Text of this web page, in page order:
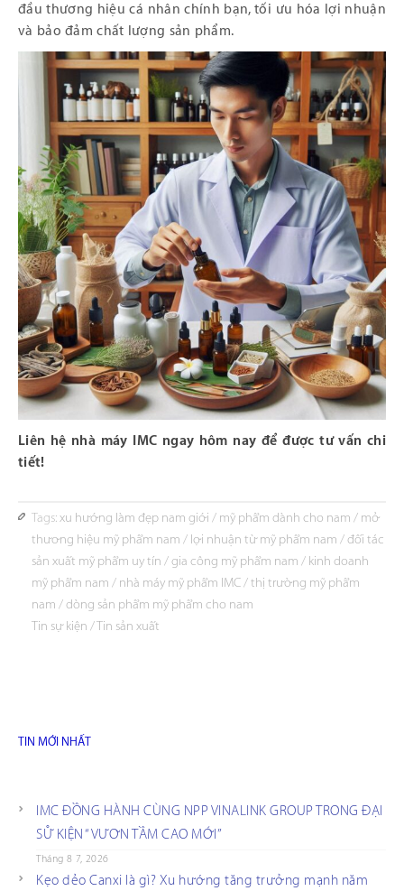
đầu thương hiệu cá nhân chính bạn, tối ưu hóa lợi nhuận
và bảo đảm chất lượng sản phẩm.
Liên hệ nhà máy IMC ngay hôm nay để được tư vấn chi
tiết!
Tags:xu hướng làm đẹp nam giới / mỹ phẩm dành cho nam / mở
thương hiệu mỹ phẩm nam / lợi nhuận từ mỹ phẩm nam /đối tác
sản xuất mỹ phẩm uy tín /gia công mỹ phẩm nam / kinh doanh
mỹ phẩm nam / nhà máy mỹ phẩm IMC/thị trường mỹ phẩm
nam /dòng sản phẩm mỹ phẩm cho nam
Tin sự kiện /Tin sản xuất
TIN MỚI NHẤT
IMC ĐỒNG HÀNH CÙNG NPP VINALINK GROUP TRONG ĐẠI
SỰ KIỆN “VƯƠN TẦM CAO MỚI”
Tháng 8 7, 2026
Kẹo dẻo Canxi là gì? Xu hướng tăng trưởng mạnh năm